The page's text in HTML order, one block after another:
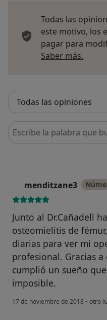
Todas las
este motivo, los
pagar para
Saber más.
Busca en opiniones
menditzane3
Junto al Dr.Cañadell
osteomielitis de
diarias para ver mi
profesional. Gracias a
cumplió un sueño
imposible.
17 de noviembre de 2018 • otro